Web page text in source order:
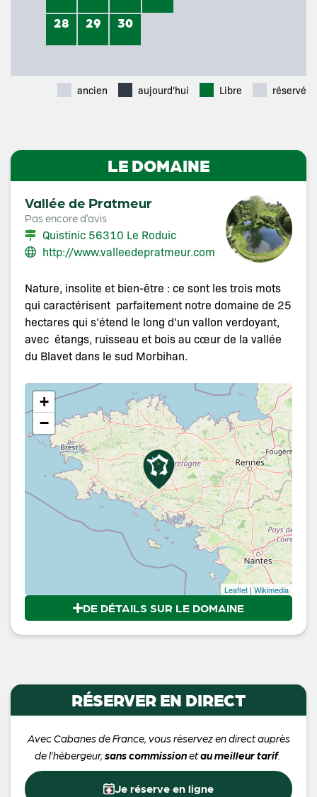
28 29 30
ancien aujourd'hui Libre réservé
LE DOMAINE
Vallée de Pratmeur
Pas encore d’avis
Quistinic 56310 Le Roduic
http://www.valleedepratmeur.com
Nature, insolite et bien-être : ce sont les trois mots
qui caractérisent parfaitement notre domaine de 25
hectares qui s’étend le long d’un vallon verdoyant,
avec étangs, ruisseau et bois au cœur de la vallée
du Blavet dans le sud Morbihan.
+
−
Leaflet | Wikimedia
DE DÉTAILS SUR LE DOMAINE
RÉSERVER EN DIRECT
Avec Cabanes de France, vous réservez en direct auprès
de l’hébergeur, sans commissionetau meilleur tarif.
Je réserve en ligne